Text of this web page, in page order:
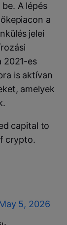
A lépés
a
jelei
2021-es
is aktívan
amelyek
capital to
crypto.
5, 2026